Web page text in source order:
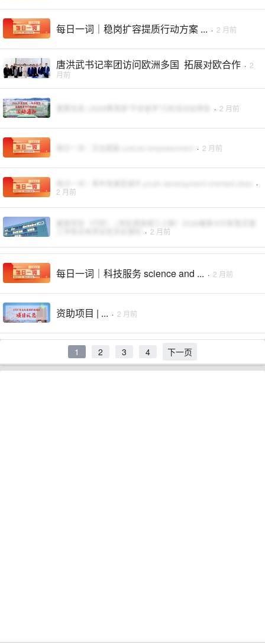
每日一词｜稳岗扩容提质行动方案 ... · 2 月前
唐洪武书记率团访问欧洲多国 拓展对欧合作 · 2
月前
· 2 月前
· 2 月前
·
2 月前
· 2 月前
每日一词｜科技服务 science and ... · 2 月前
资助项目 | ... · 2 月前
1 2 3 4 下一页